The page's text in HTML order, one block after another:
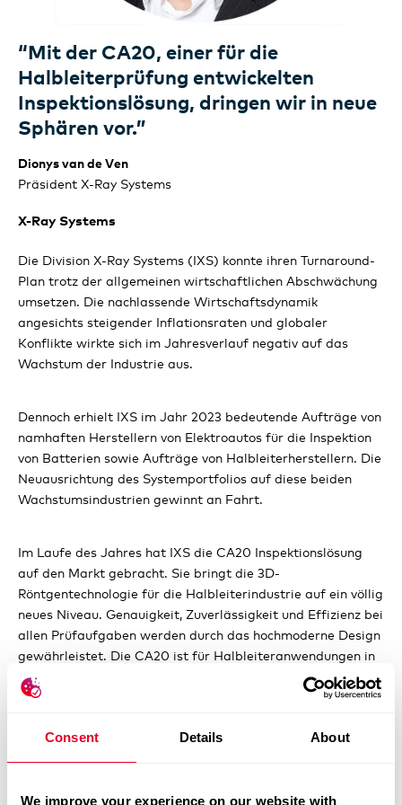
Consent Details About
We improve your experience on our website with
Unsere strategischen Initiativen
Ausblick für 2024
TCFD
Zielsetzungen und Prioritäten
Bericht in Übereinstimmung mit den GRI-
Standards
Umwelt
Governance
Wirtschaft
GRI-Inhaltsindex
Berechnungsgrundlagen und Definitionen
Nicht-finanzieller Bericht
“Mit der CA20, einer für die
Halbleiterprüfung entwickelten
Inspektionslösung, dringen wir in neue
Sphären vor.”
Dionys van de Ven
Präsident X-Ray Systems
X-RaySystems
Die Division X-Ray Systems (IXS) konnte ihren Turnaround-
Plan trotz der allgemeinen wirtschaftlichen Abschwächung
umsetzen. Die nachlassende Wirtschaftsdynamik
angesichts steigender Inflationsraten und globaler
Konflikte wirkte sich im Jahresverlauf negativ auf das
Wachstum der Industrie aus.
Dennoch erhielt IXS im Jahr 2023 bedeutende Aufträge von
namhaften Herstellern von Elektroautos für die Inspektion
von Batterien sowie Aufträge von Halbleiterherstellern. Die
Neuausrichtung des Systemportfolios auf diese beiden
Wachstumsindustrien gewinnt an Fahrt.
Im Laufe des Jahres hat IXS die CA20 Inspektionslösung
auf den Markt gebracht. Sie bringt die 3D-
Röntgentechnologie für die Halbleiterindustrie auf ein völlig
neues Niveau. Genauigkeit, Zuverlässigkeit und Effizienz bei
allen Prüfaufgaben werden durch das hochmoderne Design
gewährleistet. Die CA20 ist für Halbleiteranwendungen in
Bezug auf Stabilität, Bildgebung, Präzision und
Wartungsanforderungen optimiert.